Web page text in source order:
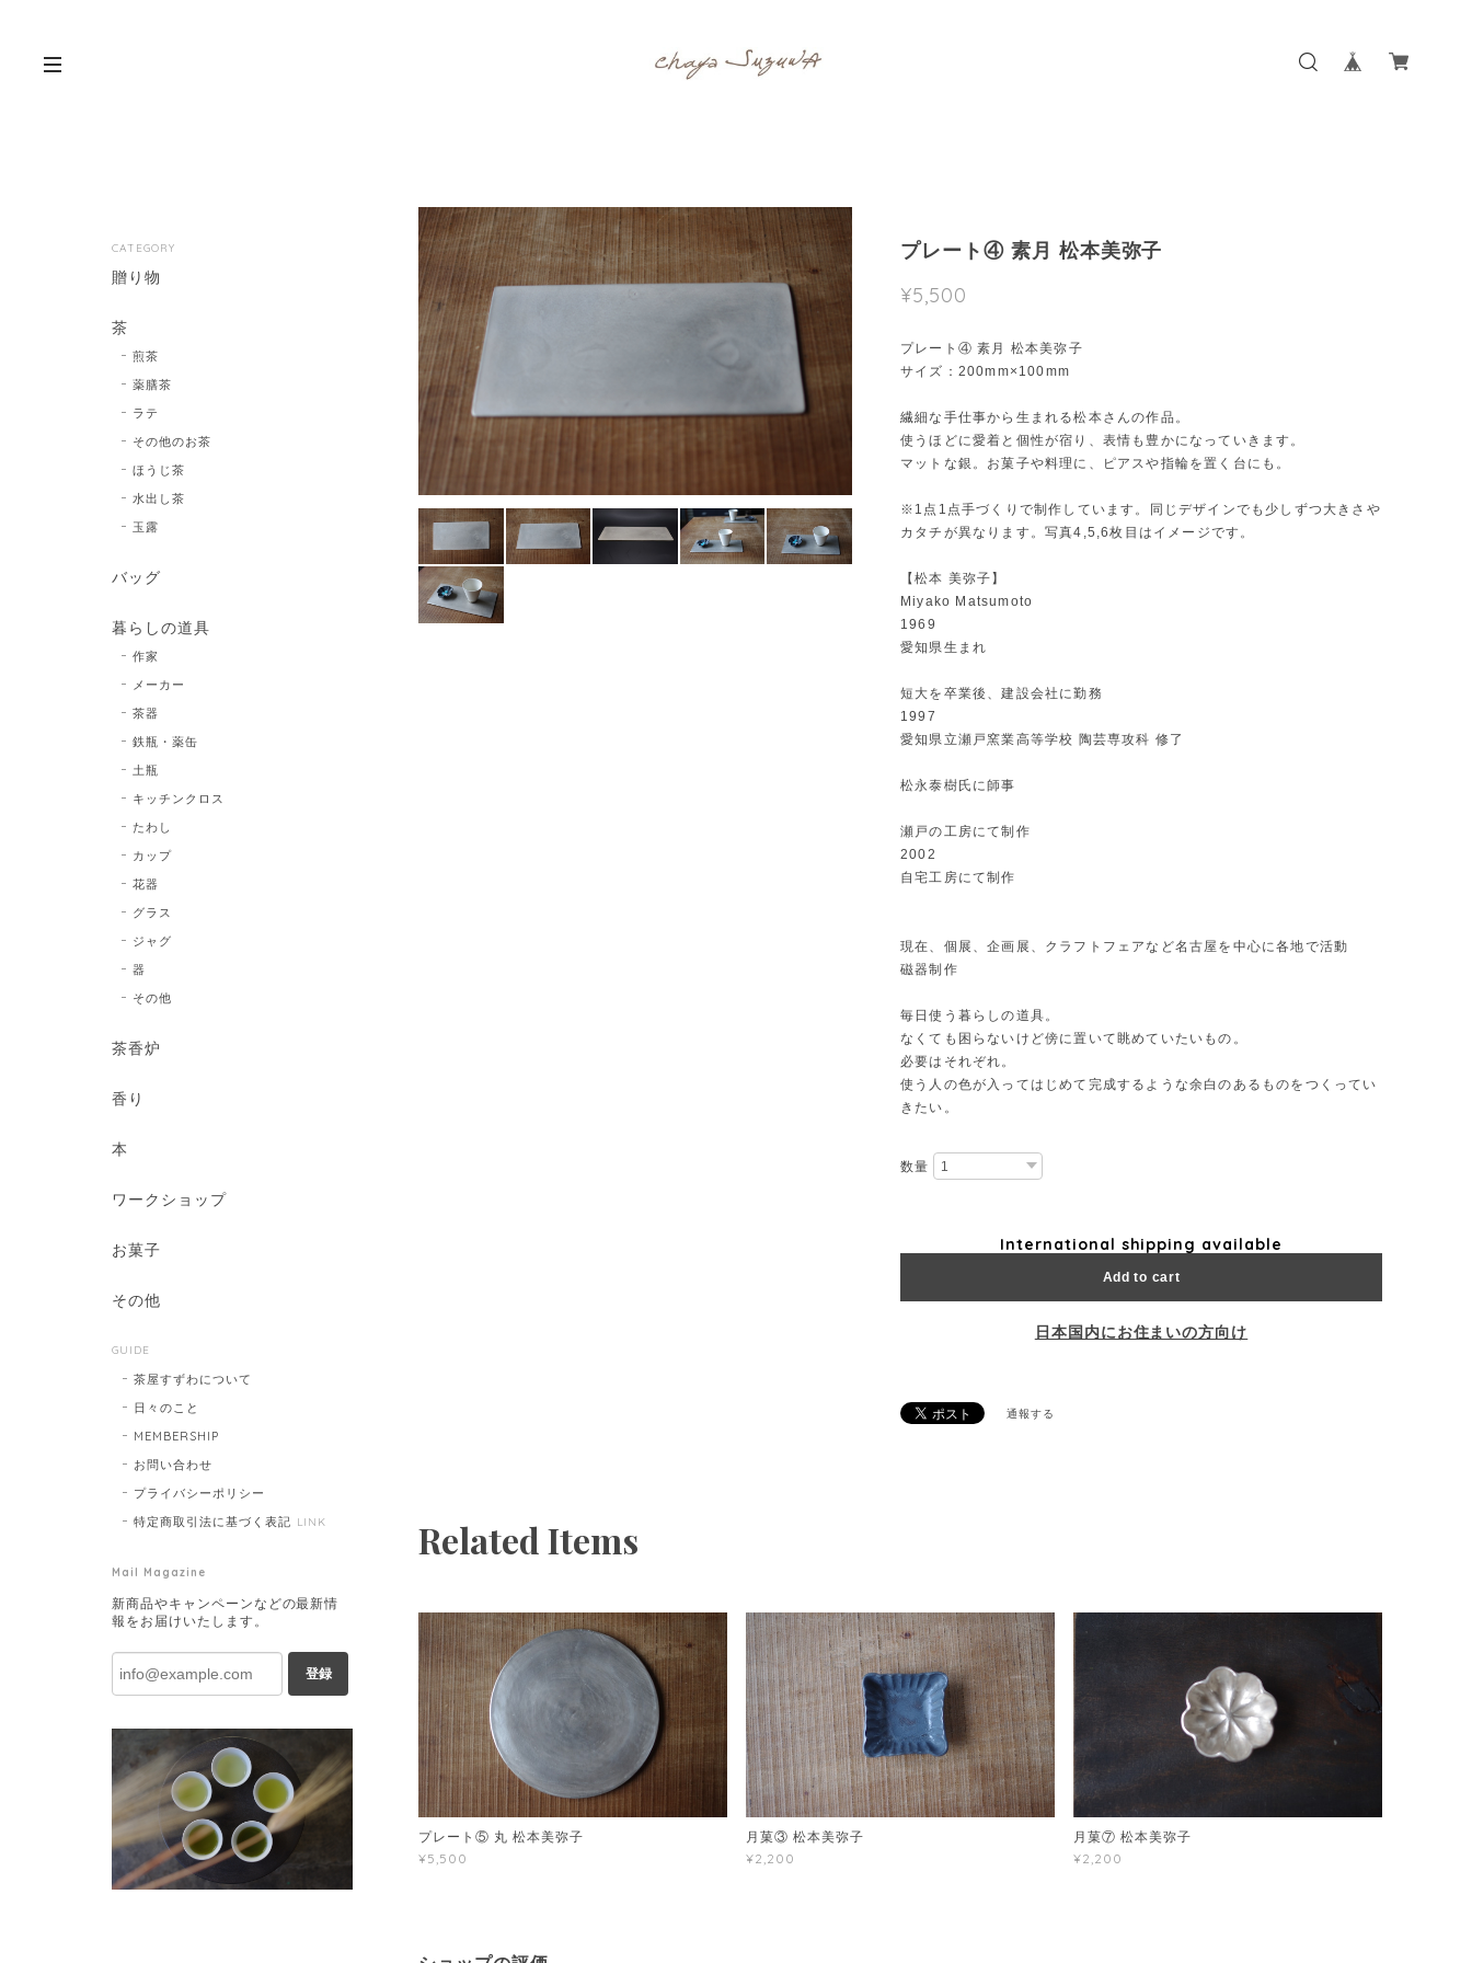
プレート④ 素月 松本美弥子
¥5,500
プレート④ 素月 松本美弥子
サイズ：200mm×100mm
繊細な手仕事から生まれる松本さんの作品。
使うほどに愛着と個性が宿り、表情も豊かになっていきます。
マットな銀。お菓子や料理に、ピアスや指輪を置く台にも。
※1点1点手づくりで制作しています。同じデザインでも少しずつ大きさや
カタチが異なります。写真4,5,6枚目はイメージです。
【松本 美弥子】
Miyako Matsumoto
1969
愛知県生まれ
短大を卒業後、建設会社に勤務
1997
愛知県立瀬戸窯業高等学校 陶芸専攻科 修了
松永泰樹氏に師事
瀬戸の工房にて制作
2002
自宅工房にて制作
現在、個展、企画展、クラフトフェアなど名古屋を中心に各地で活動
磁器制作
毎日使う暮らしの道具。
なくても困らないけど傍に置いて眺めていたいもの。
必要はそれぞれ。
使う人の色が入ってはじめて完成するような余白のあるものをつくってい
きたい。
数量
International shipping available
Add to cart
日本国内にお住まいの方向け
通報する
Related Items
プレート⑤ 丸 松本美弥子
¥5,500
月菓③ 松本美弥子
¥2,200
月菓⑦ 松本美弥子
¥2,200
CATEGORY
贈り物
茶
煎茶
薬膳茶
ラテ
その他のお茶
ほうじ茶
水出し茶
玉露
バッグ
暮らしの道具
作家
メーカー
茶器
鉄瓶・薬缶
土瓶
キッチンクロス
たわし
カップ
花器
グラス
ジャグ
器
その他
茶香炉
香り
本
ワークショップ
お菓子
その他
GUIDE
茶屋すずわについて
日々のこと
MEMBERSHIP
お問い合わせ
プライバシーポリシー
特定商取引法に基づく表記 LINK
Mail Magazine
新商品やキャンペーンなどの最新情
報をお届けいたします。
登録